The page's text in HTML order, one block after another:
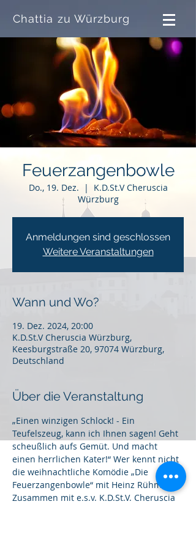
Chattia zu Würzburg
Feuerzangenbowle
Do., 19. Dez.
  |
K.D.St.V Cheruscia
Würzburg
Anmeldungen sind geschlossen
Weitere Veranstaltungen
Wann und Wo?
19. Dez. 2024, 20:00
K.D.St.V Cheruscia Würzburg,
Keesburgstraße 20, 97074 Würzburg,
Deutschland
Über die Veranstaltung
„Einen winzigen Schlock! - Ein
Teufelszeug, kann ich Ihnen sagen! Geht
scheußlich aufs Gemüt. Und macht
einen herrlichen Kater!“ Wer kennt nicht
die weihnachtliche Komödie „Die
Feuerzangenbowle“ mit Heinz Rühmann?
Zusammen mit e.s.v. K.D.St.V. Cheruscia